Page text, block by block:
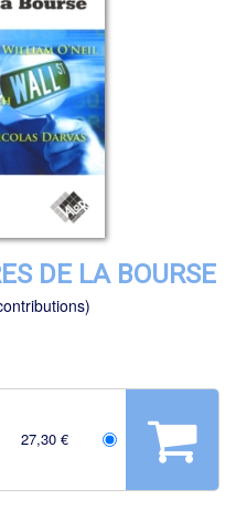
DE LA BOURSE
27,30 €